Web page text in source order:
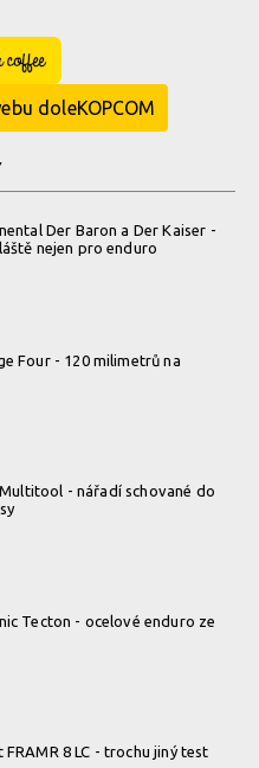
a Coffee
doleKOPCOM
Der Baron a Der Kaiser -
nejen pro enduro
Four - 120 milimetrů na
- nářadí schované do
Tecton - ocelové enduro ze
FRAMR 8 LC - trochu jiný test